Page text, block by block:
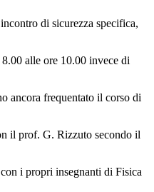
di sicurezza specifica,
alle ore 10.00 invece di
ancora frequentato il corso di
il prof. G. Rizzuto secondo il
i propri insegnanti di Fisica